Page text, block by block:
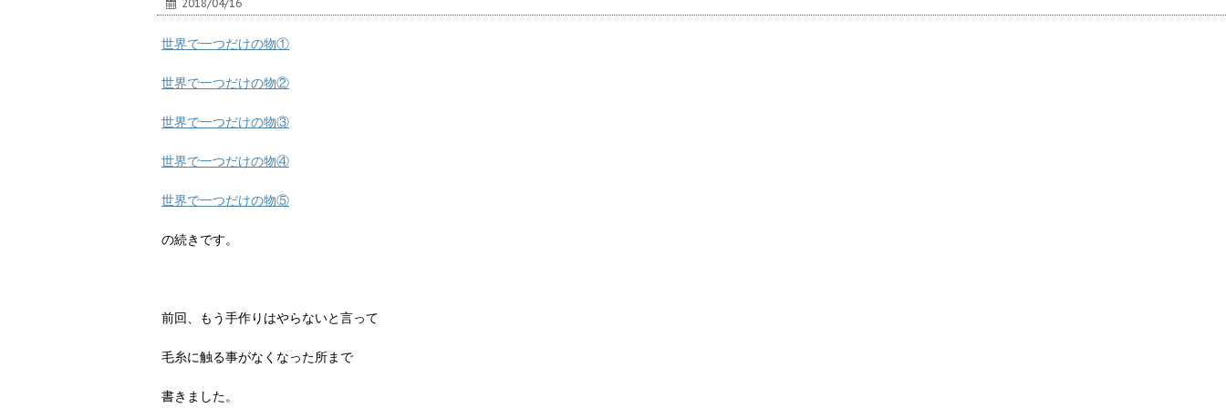
2018/04/16
世界で一つだけの物①
世界で一つだけの物②
世界で一つだけの物③
世界で一つだけの物④
世界で一つだけの物⑤
の続きです。
前回、もう手作りはやらないと言って
毛糸に触る事がなくなった所まで
書きました。